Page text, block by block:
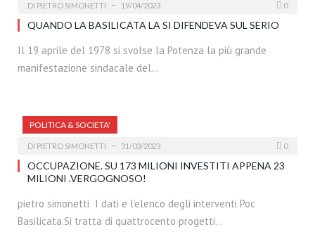
DI PIETRO SIMONETTI 19/04/2023 0
QUANDO LA BASILICATA LA SI DIFENDEVA SUL SERIO
Il 19 aprile del 1978 si svolse la Potenza la più grande
manifestazione sindacale del…
POLITICA & SOCIETA'
DI PIETRO SIMONETTI 31/03/2023 0
OCCUPAZIONE. SU 173 MILIONI INVESTITI APPENA 23
MILIONI .VERGOGNOSO!
pietro simonetti I dati e l’elenco degli interventi Poc
Basilicata.Si tratta di quattrocento progetti…